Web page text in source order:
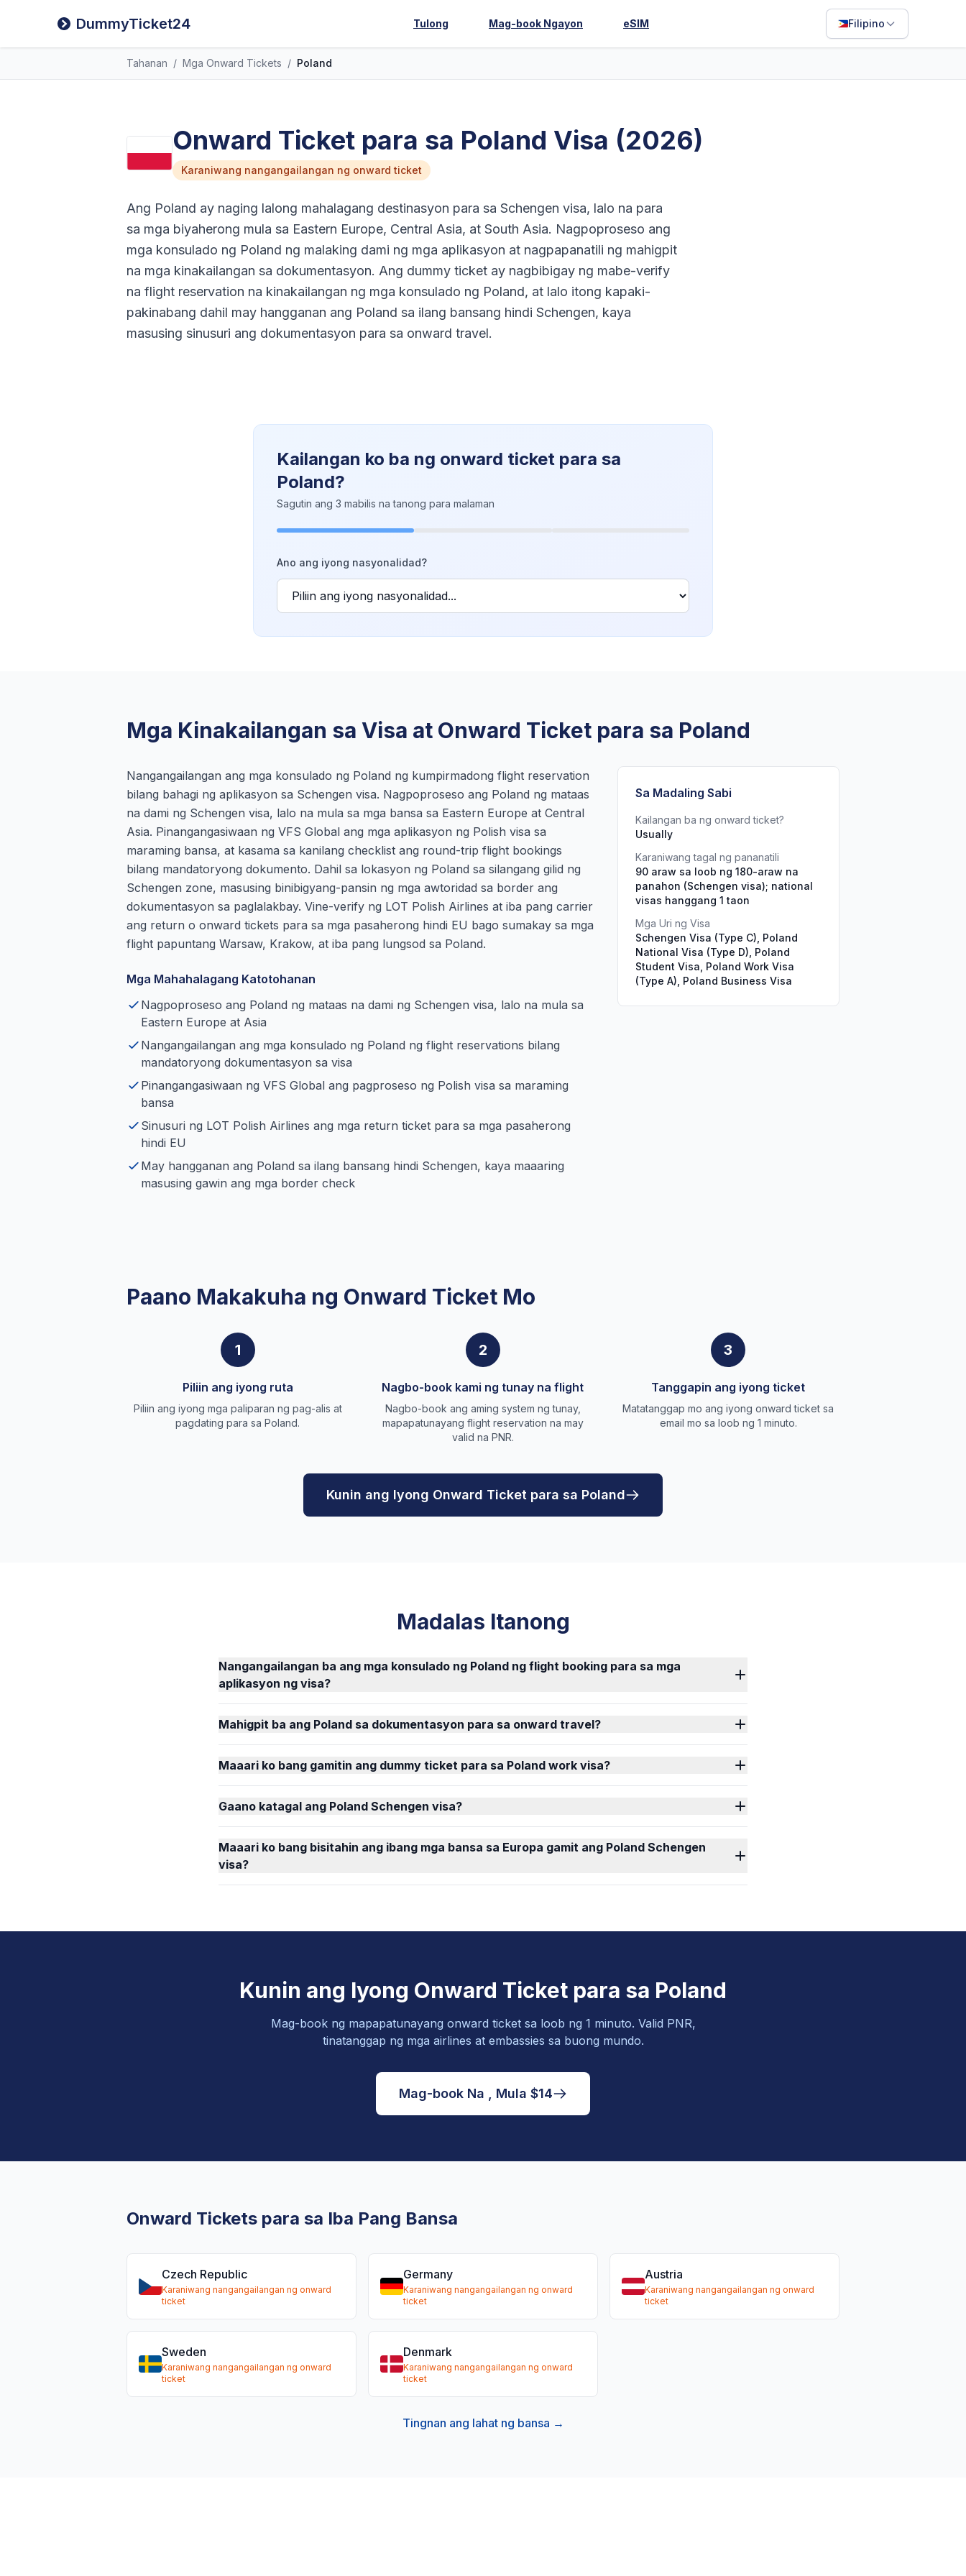
DummyTicket24 Tulong Mag-book Ngayon eSIM Filipino
Tahanan / Mga Onward Tickets / Poland
Onward Ticket para sa Poland Visa (2026)
Karaniwang nangangailangan ng onward ticket
Ang Poland ay naging lalong mahalagang destinasyon para sa Schengen visa, lalo na para
sa mga biyaherong mula sa Eastern Europe, Central Asia, at South Asia. Nagpoproseso ang
mga konsulado ng Poland ng malaking dami ng mga aplikasyon at nagpapanatili ng mahigpit
na mga kinakailangan sa dokumentasyon. Ang dummy ticket ay nagbibigay ng mabe-verify
na flight reservation na kinakailangan ng mga konsulado ng Poland, at lalo itong kapaki-
pakinabang dahil may hangganan ang Poland sa ilang bansang hindi Schengen, kaya
masusing sinusuri ang dokumentasyon para sa onward travel.
Kailangan ko ba ng onward ticket para sa
Poland?
Sagutin ang 3 mabilis na tanong para malaman
Ano ang iyong nasyonalidad?
Mga Kinakailangan sa Visa at Onward Ticket para sa Poland
Nangangailangan ang mga konsulado ng Poland ng kumpirmadong flight reservation
bilang bahagi ng aplikasyon sa Schengen visa. Nagpoproseso ang Poland ng mataas
na dami ng Schengen visa, lalo na mula sa mga bansa sa Eastern Europe at Central
Asia. Pinangangasiwaan ng VFS Global ang mga aplikasyon ng Polish visa sa
maraming bansa, at kasama sa kanilang checklist ang round-trip flight bookings
bilang mandatoryong dokumento. Dahil sa lokasyon ng Poland sa silangang gilid ng
Schengen zone, masusing binibigyang-pansin ng mga awtoridad sa border ang
dokumentasyon sa paglalakbay. Vine-verify ng LOT Polish Airlines at iba pang carrier
ang return o onward tickets para sa mga pasaherong hindi EU bago sumakay sa mga
flight papuntang Warsaw, Krakow, at iba pang lungsod sa Poland.
Mga Mahahalagang Katotohanan
Nagpoproseso ang Poland ng mataas na dami ng Schengen visa, lalo na mula sa
Eastern Europe at Asia
Nangangailangan ang mga konsulado ng Poland ng flight reservations bilang
mandatoryong dokumentasyon sa visa
Pinangangasiwaan ng VFS Global ang pagproseso ng Polish visa sa maraming
bansa
Sinusuri ng LOT Polish Airlines ang mga return ticket para sa mga pasaherong
hindi EU
May hangganan ang Poland sa ilang bansang hindi Schengen, kaya maaaring
masusing gawin ang mga border check
Sa Madaling Sabi
Kailangan ba ng onward ticket?
Usually
Karaniwang tagal ng pananatili
90 araw sa loob ng 180-araw na
panahon (Schengen visa); national
visas hanggang 1 taon
Mga Uri ng Visa
Schengen Visa (Type C), Poland
National Visa (Type D), Poland
Student Visa, Poland Work Visa
(Type A), Poland Business Visa
Paano Makakuha ng Onward Ticket Mo
1
Piliin ang iyong ruta
Piliin ang iyong mga paliparan ng pag-alis at
pagdating para sa Poland.
2
Nagbo-book kami ng tunay na flight
Nagbo-book ang aming system ng tunay,
mapapatunayang flight reservation na may
valid na PNR.
3
Tanggapin ang iyong ticket
Matatanggap mo ang iyong onward ticket sa
email mo sa loob ng 1 minuto.
Kunin ang Iyong Onward Ticket para sa Poland
Madalas Itanong
Nangangailangan ba ang mga konsulado ng Poland ng flight booking para sa mga
aplikasyon ng visa?
Mahigpit ba ang Poland sa dokumentasyon para sa onward travel?
Maaari ko bang gamitin ang dummy ticket para sa Poland work visa?
Gaano katagal ang Poland Schengen visa?
Maaari ko bang bisitahin ang ibang mga bansa sa Europa gamit ang Poland Schengen
visa?
Kunin ang Iyong Onward Ticket para sa Poland
Mag-book ng mapapatunayang onward ticket sa loob ng 1 minuto. Valid PNR,
tinatanggap ng mga airlines at embassies sa buong mundo.
Mag-book Na , Mula $14
Onward Tickets para sa Iba Pang Bansa
Czech Republic
Karaniwang nangangailangan ng onward
ticket
Germany
Karaniwang nangangailangan ng onward
ticket
Austria
Karaniwang nangangailangan ng onward
ticket
Sweden
Karaniwang nangangailangan ng onward
ticket
Denmark
Karaniwang nangangailangan ng onward
ticket
Tingnan ang lahat ng bansa →